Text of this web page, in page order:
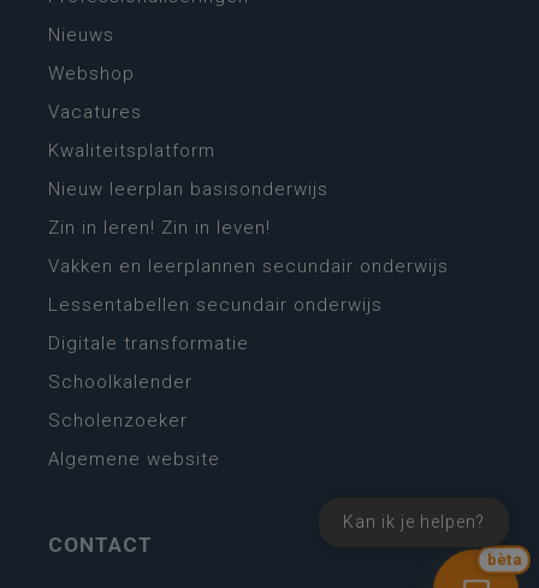
bèta
Kan ik je helpen?
Nieuws
Webshop
Vacatures
Kwaliteitsplatform
Nieuw leerplan basisonderwijs
Zin in leren! Zin in leven!
Vakken en leerplannen secundair onderwijs
Lessentabellen secundair onderwijs
Digitale transformatie
Schoolkalender
Scholenzoeker
Algemene website
CONTACT